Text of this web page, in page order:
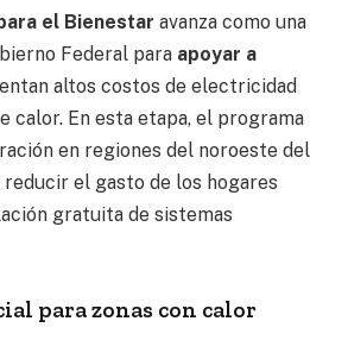
el Bienestar avanza como una
Federal para apoyar a
altos costos de electricidad
calor. En esta etapa, el programa
en regiones del noroeste del
reducir el gasto de los hogares
gratuita de sistemas
para zonas con calor